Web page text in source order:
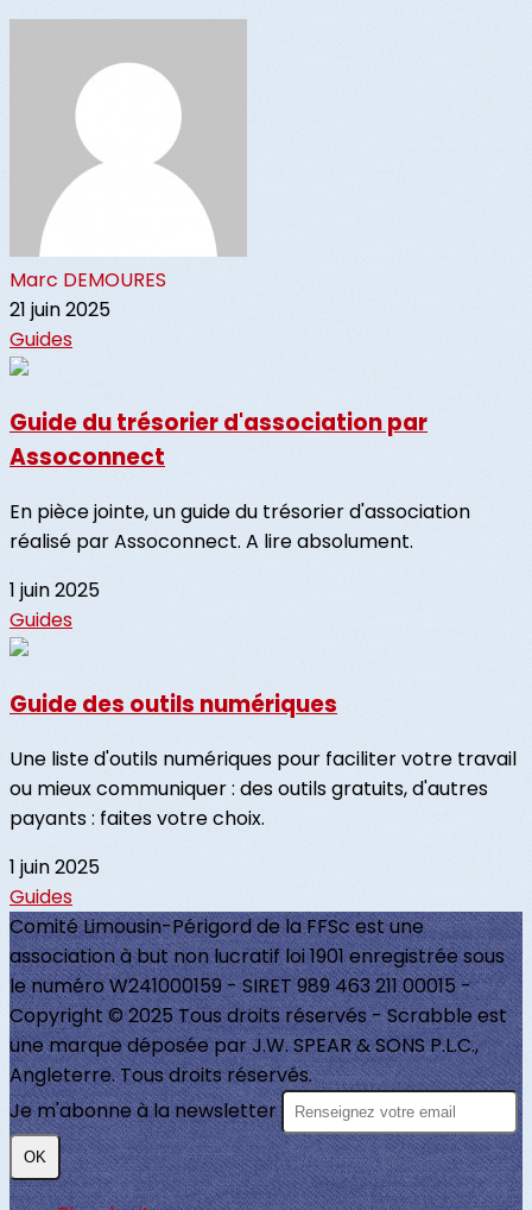
Marc DEMOURES
21 juin 2025
Guides
Guide du trésorier d'association par
Assoconnect
En pièce jointe, un guide du trésorier d'association
réalisé par Assoconnect. A lire absolument.
1 juin 2025
Guides
Guide des outils numériques
Une liste d'outils numériques pour faciliter votre travail
ou mieux communiquer : des outils gratuits, d'autres
payants : faites votre choix.
1 juin 2025
Guides
Comité Limousin-Périgord de la FFSc est une
association à but non lucratif loi 1901 enregistrée sous
le numéro W241000159 - SIRET 989 463 211 00015 -
Copyright © 2025 Tous droits réservés - Scrabble est
une marque déposée par J.W. SPEAR & SONS P.L.C.,
Angleterre. Tous droits réservés.
Je m'abonne à la newsletter
OK